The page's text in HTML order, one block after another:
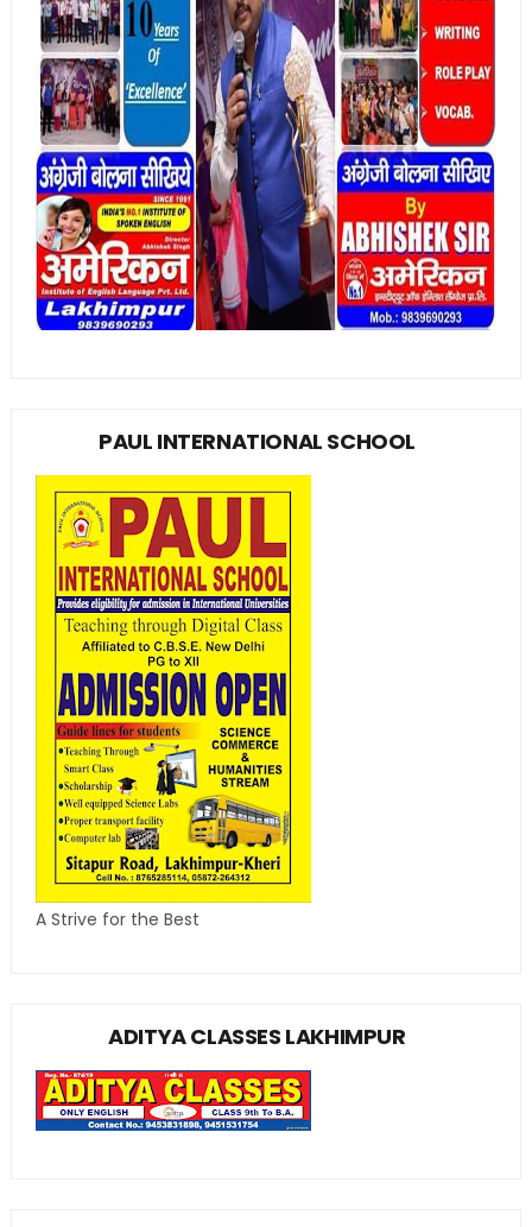
PAUL INTERNATIONAL SCHOOL
A Strive for the Best
ADITYA CLASSES LAKHIMPUR